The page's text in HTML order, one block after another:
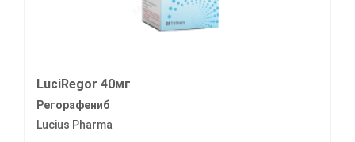
LuciRegor 40мг
Регорафениб
Lucius Pharma